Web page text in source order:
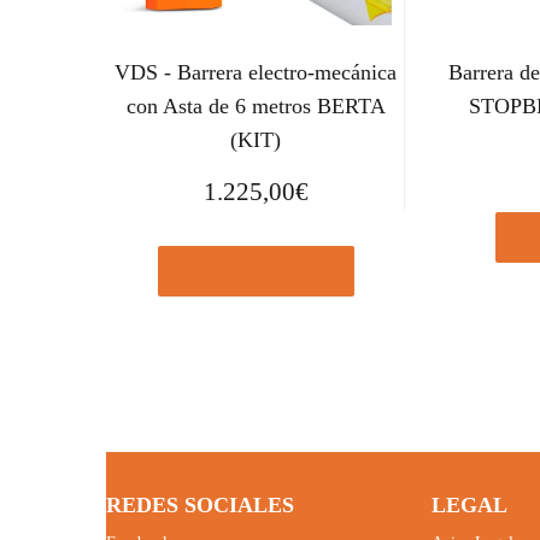
VDS - Barrera electro-mecánica
con Asta de 6 metros BERTA
(KIT)
1.225,00€
Barrera
REDES SOCIALES LEGAL